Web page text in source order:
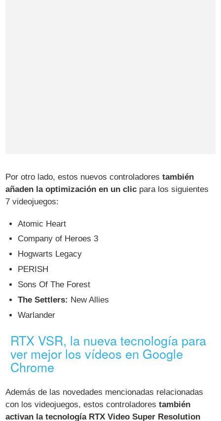
Por otro lado, estos nuevos controladorestambién
añaden la optimización en un clic para los siguientes
7 videojuegos:
Atomic Heart
Company of Heroes 3
Hogwarts Legacy
PERISH
Sons Of The Forest
The Settlers: New Allies
Warlander
RTX VSR, la nueva tecnología para
ver mejor los vídeos en Google
Chrome
Además de las novedades mencionadas relacionadas
con los videojuegos, estos controladorestambién
activan la tecnología RTX Video Super Resolution